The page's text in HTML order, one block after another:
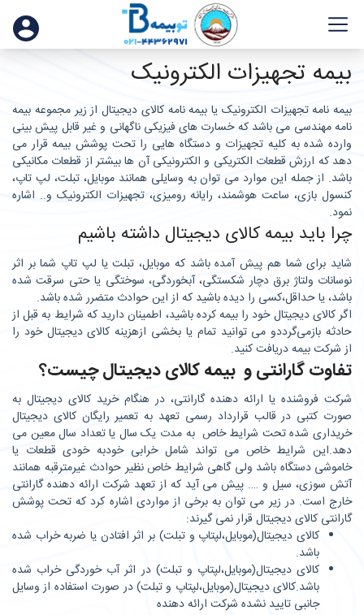
بیمه تجهیزات الکترونیک
بیمه نامه تجهیزات الکترونیک یا بیمه نامه کالای دیجیتال از زیر مجموعه بیمه
نامه مهندسی می باشد که خسارت های فیزیکی ناگهانی و غیر قابل پیش بینی
وارده شده به کلیه تجهیزات و دستگاه هایی را تحت پوشش بیمه قرار می
دهد که ارزش قطعات الکتریکی و الکترونیکی آن ها بیشتر از قطعات مکانیکی
باشد. از جمله این موارد می توان به وسایلی همانند موبایل، تبلت، لپ تاپ،
کنسول بازی، ساعت هوشمند، رایانه رومیزی، تجهیزات الکترونیک و.. اشاره
نمود.
چرا باید بیمه کالای دیجیتال داشته باشیم
شاید برای شما هم پیش آمده باشد که موبایل، تبلت یا لپ تاپ شما بر اثر
نوسانات ولتاژ برق دچار شکستگی، آبخوردگی، سوختگی یا حتی سرقت شده
باشد، یا حداقل،کسی را دیده باشید که از این حوادث متضرر شده باشد.
اگر کالای دیجیتال خود را بیمه کرده باشید، اطمینان دارید که شرایط به قبل از
حادثه بازمی‌گرددو می توانید تمام یا بخشی ازهزینه کالای دیجیتال خود را
از شرکت بیمه دریافت کنید.
تفاوت گارانتی و بیمه کالای دیجیتال چیست؟
شرکت فروشنده یا ارائه دهنده گارانتی، در هنگام خرید کالای دیجیتال به
صورت کتبی در قالب قرارداد رسمی تعهد به تعمیر رایگان کالای دیجیتال
خریداری شده تحت شرایط خاص به مدت یک سال یا تعداد سال معین می
دهد.این شرایط خاص می تواند شامل خرابی خودبه خودی قطعات یا
خاموشی دستگاه باشد ولی گاهی شرایط خاص نظیر حوادث غیرمترقبه همانند
آتش سوزی، سیل و …. پیش می آید که از تعهد شرکت ارائه دهنده گارانتی
خارج است. در زیر می توان به برخی از مواردی اشاره کرد که تحت پوشش
گارانتی کالای دیجیتال قرار نمی گیرند:
کالای دیجیتال(موبایل،لپتاپ و تبلت) بر اثر افتادن یا ضربه خراب شده
باشد.
کالای دیجیتال(موبایل،لپتاپ و تبلت) در اثر آب خوردگی خراب شده
باشد.کالای دیجیتال(موبایل،لپتاپ و تبلت) در صورت استفاده از وسایل
جانبی تایید نشده شرکت ارائه دهنده